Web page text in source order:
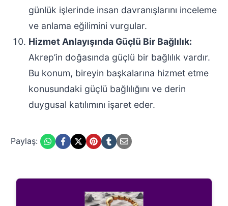
günlük işlerinde insan davranışlarını inceleme
ve anlama eğilimini vurgular.
Hizmet Anlayışında Güçlü Bir Bağlılık:
Akrep’in doğasında güçlü bir bağlılık vardır.
Bu konum, bireyin başkalarına hizmet etme
konusundaki güçlü bağlılığını ve derin
duygusal katılımını işaret eder.
Paylaş: